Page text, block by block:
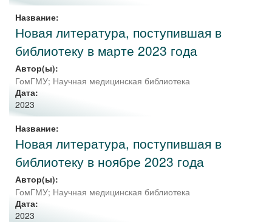
Название:
Новая литература, поступившая в
библиотеку в марте 2023 года
Автор(ы):
ГомГМУ; Научная медицинская библиотека
Дата:
2023
Название:
Новая литература, поступившая в
библиотеку в ноябре 2023 года
Автор(ы):
ГомГМУ; Научная медицинская библиотека
Дата:
2023